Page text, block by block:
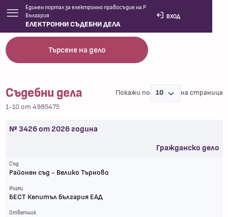
Единен портал за електронно правосъдие на Р
България
ЕЛЕКТРОННИ СЪДЕБНИ ДЕЛА
ВХОД
Съдебни дела
Търсене на дело
Съдебни дела Покажи по
на страница
1-10 от 4985475
№ 3426от 2026година
Гражданско дело
Съд
Районен съд - Велико Търново
Ищец
БЕСТ Кепитъл България ЕАД
Ответник